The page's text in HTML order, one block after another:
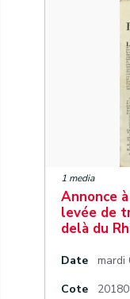
1 media
Annonce
levée de
delà du
Date
mardi
Cote